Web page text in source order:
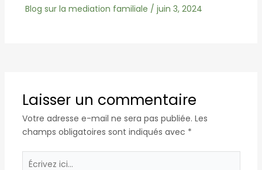
Blog sur la mediation familiale / juin 3, 2024
Laisser un commentaire
Votre adresse e-mail ne sera pas publiée. Les
champs obligatoires sont indiqués avec *
Écrivez